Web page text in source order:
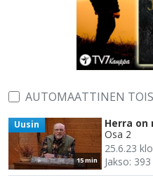
AUTOMAATTINEN
15 min
Uusin Herra on
Osa 2
25.6.23
Jakso: 393